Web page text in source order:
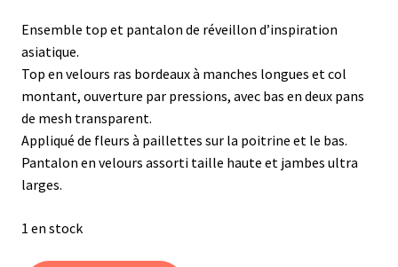
Ensemble top et pantalon de réveillon d’inspiration
asiatique.
Top en velours ras bordeaux à manches longues et col
montant, ouverture par pressions, avec bas en deux pans
de mesh transparent.
Appliqué de fleurs à paillettes sur la poitrine et le bas.
Pantalon en velours assorti taille haute et jambes ultra
larges.
1 en stock